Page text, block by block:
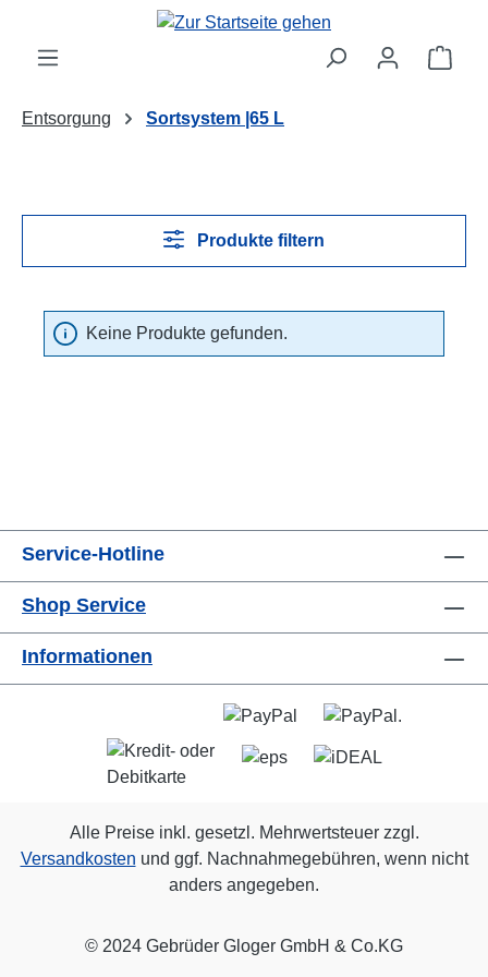
Zum Hauptinhalt springen
Entsorgung Sortsystem |65 L
Produkte filtern
Keine Produkte gefunden.
Service-Hotline
Shop Service
Informationen
Alle Preise inkl. gesetzl. Mehrwertsteuer zzgl.
Versandkosten und ggf. Nachnahmegebühren, wenn nicht
anders angegeben.
© 2024 Gebrüder Gloger GmbH & Co.KG